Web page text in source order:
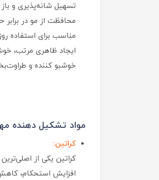
تسهیل شانه‌پذیری و
محافظت از مو در برابر
مناسب برای استفاده
ایجاد ظاهری مرتب،
خوشبو کننده و
مواد تشکیل دهنده
کراتین:
کراتین یکی از
افزایش استحکام،